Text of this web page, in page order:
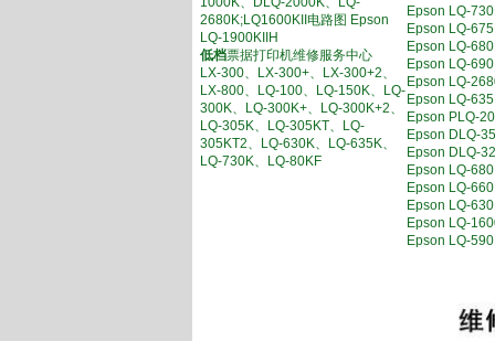
2680K;LQ1600KII电路图 Epson
LQ-1900KIIH
低档票据打印机维修服务中心
LX-300、LX-300+、LX-300+2、
LX-800、LQ-100、LQ-150K、LQ-
300K、LQ-300K+、LQ-300K+2、
LQ-305K、LQ-305KT、LQ-
305KT2、LQ-630K、LQ-635K、
LQ-730K、LQ-80KF
Epson LQ-
Epson LQ-
Epson LQ-
Epson LQ-
Epson LQ-
Epson LQ-
Epson PLQ-
Epson DLQ-
Epson DLQ-
Epson LQ-
Epson LQ-
Epson LQ-
Epson LQ-
Epson LQ-